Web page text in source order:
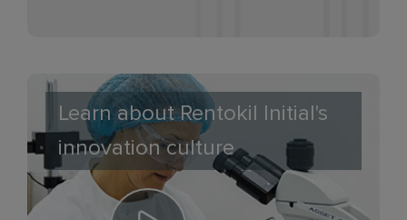
Learn about Rentokil Initial's
innovation culture